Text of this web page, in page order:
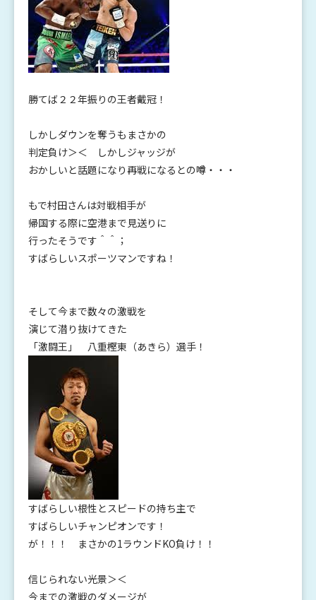
勝てば２２年振りの王者戴冠！
しかしダウンを奪うもまさかの
判定負け＞＜ しかしジャッジが
おかしいと話題になり再戦になるとの噂・・・
もで村田さんは対戦相手が
帰国する際に空港まで見送りに
行ったそうです＾＾；
すばらしいスポーツマンですね！
そして今まで数々の激戦を
演じて潜り抜けてきた
「激闘王」 八重樫東（あきら）選手！
すばらしい根性とスピードの持ち主で
すばらしいチャンピオンです！
が！！！ まさかの1ラウンドKO負け！！
信じられない光景＞＜
今までの激戦のダメージが